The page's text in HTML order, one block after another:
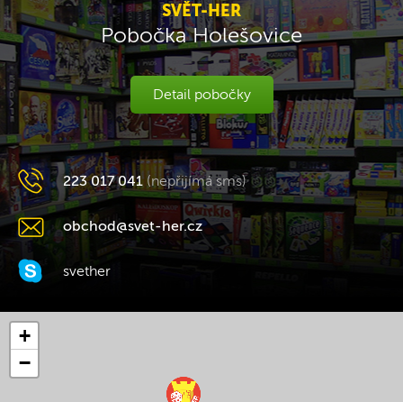
SVĚT-HER
Pobočka Holešovice
Detail pobočky
223 017 041 (nepřijímá sms)
obchod@svet-her.cz
svether
+
−